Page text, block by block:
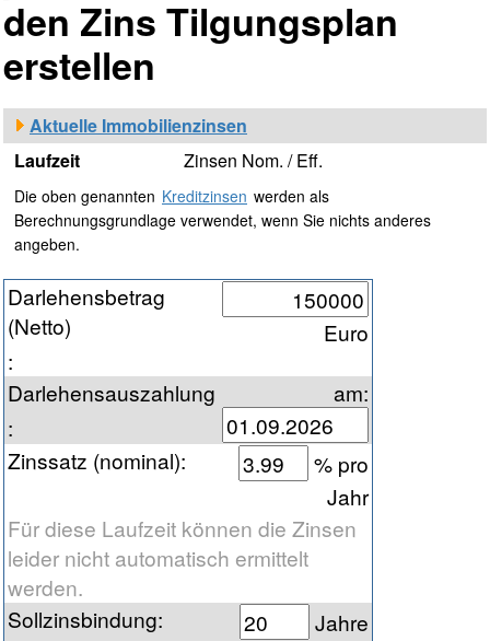
den Zins Tilgungsplan
erstellen
Aktuelle Immobilienzinsen
Laufzeit
Zinsen Nom. / Eff.
Die oben genannten Kreditzinsen werden als
Berechnungsgrundlage verwendet, wenn Sie nichts anderes
angeben.
Darlehensbetrag
(Netto)
:
Euro
Darlehensauszahlung
:
am:
Zinssatz (nominal):
% pro
Jahr
Für diese Laufzeit können die Zinsen
leider nicht automatisch ermittelt
werden.
Sollzinsbindung:
Jahre